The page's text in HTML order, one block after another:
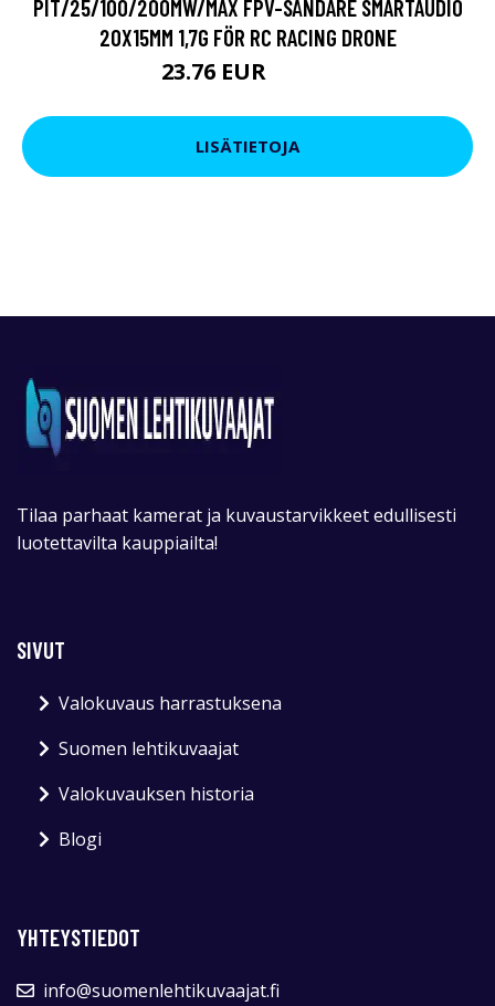
PIT/25/100/200MW/MAX FPV-SÄNDARE SMARTAUDIO
20X15MM 1,7G FÖR RC RACING DRONE
23.76 EUR
LISÄTIETOJA
Tilaa parhaat kamerat ja kuvaustarvikkeet edullisesti
luotettavilta kauppiailta!
SIVUT
Valokuvaus harrastuksena
Suomen lehtikuvaajat
Valokuvauksen historia
Blogi
YHTEYSTIEDOT
info@suomenlehtikuvaajat.fi